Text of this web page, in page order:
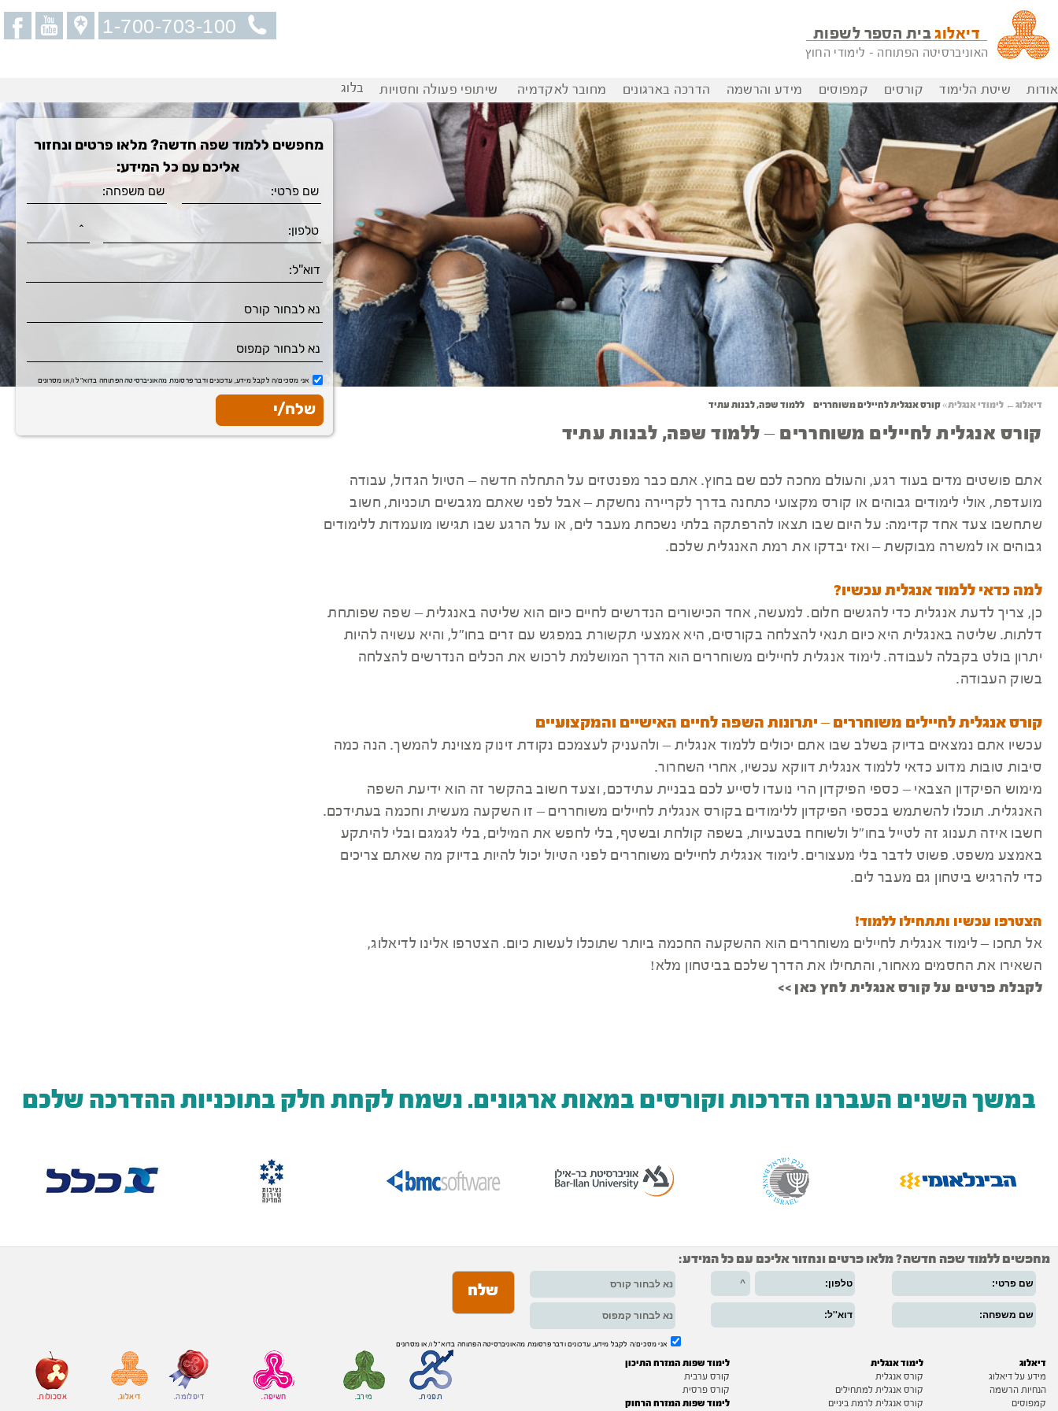
דיאלוגבית הספר לשפות
האוניברסיטה הפתוחה - לימודי החוץ
1-700-703-100
אודות שיטת הלימוד קורסים קמפוסים מידע והרשמה הדרכה בארגונים מחובר לאקדמיה שיתופי פעולה וחסויות בלוג
מחפשים ללמוד שפה חדשה? מלאו פרטים ונחזור
אליכם עם כל המידע:
אני מסכים/ה לקבל מידע, עדכונים ודבר פרסומת מהאוניברסיטה הפתוחה בדוא"ל ו/או מסרונים
דיאלוג← לימודי אנגלית» קורס אנגלית לחיילים משוחררים – ללמוד שפה, לבנות עתיד
קורס אנגלית לחיילים משוחררים – ללמוד שפה, לבנות עתיד
אתם פושטים מדים בעוד רגע, והעולם מחכה לכם שם בחוץ. אתם כבר מפנטזים על התחלה חדשה – הטיול הגדול, עבודה
מועדפת, אולי לימודים גבוהים או קורס מקצועי כתחנה בדרך לקריירה נחשקת – אבל לפני שאתם מגבשים תוכניות, חשוב
שתחשבו צעד אחד קדימה: על היום שבו תצאו להרפתקה בלתי נשכחת מעבר לים, או על הרגע שבו תגישו מועמדות ללימודים
גבוהים או למשרה מבוקשת – ואז יבדקו את רמת האנגלית שלכם.
למה כדאי ללמוד אנגלית עכשיו?
כן, צריך לדעת אנגלית כדי להגשים חלום. למעשה, אחד הכישורים הנדרשים לחיים כיום הוא שליטה באנגלית – שפה שפותחת
דלתות. שליטה באנגלית היא כיום תנאי להצלחה בקורסים, היא אמצעי תקשורת במפגש עם זרים בחו"ל, והיא עשויה להיות
יתרון בולט בקבלה לעבודה. לימוד אנגלית לחיילים משוחררים הוא הדרך המושלמת לרכוש את הכלים הנדרשים להצלחה
בשוק העבודה.
קורס אנגלית לחיילים משוחררים – יתרונות השפה לחיים האישיים והמקצועיים
עכשיו אתם נמצאים בדיוק בשלב שבו אתם יכולים ללמוד אנגלית – ולהעניק לעצמכם נקודת זינוק מצוינת להמשך. הנה כמה
סיבות טובות מדוע כדאי ללמוד אנגלית דווקא עכשיו, אחרי השחרור.
מימוש הפיקדון הצבאי – כספי הפיקדון הרי נועדו לסייע לכם בבניית עתידכם, וצעד חשוב בהקשר זה הוא ידיעת השפה
האנגלית. תוכלו להשתמש בכספי הפיקדון ללימודים בקורס אנגלית לחיילים משוחררים – זו השקעה מעשית וחכמה בעתידכם.
חשבו איזה תענוג זה לטייל בחו"ל ולשוחח בטבעיות, בשפה קולחת ובשטף, בלי לחפש את המילים, בלי לגמגם ובלי להיתקע
באמצע משפט. פשוט לדבר בלי מעצורים. לימוד אנגלית לחיילים משוחררים לפני הטיול יכול להיות בדיוק מה שאתם צריכים
כדי להרגיש ביטחון גם מעבר לים.
הצטרפו עכשיו ותתחילו ללמוד!
אל תחכו – לימוד אנגלית לחיילים משוחררים הוא ההשקעה החכמה ביותר שתוכלו לעשות כיום. הצטרפו אלינו לדיאלוג,
השאירו את החסמים מאחור, והתחילו את הדרך שלכם בביטחון מלא!
לקבלת פרטים על קורס אנגלית לחץ כאן >>
במשך השנים העברנו הדרכות וקורסים במאות ארגונים. נשמח לקחת חלק בתוכניות ההדרכה שלכם
מחפשים ללמוד שפה חדשה? מלאו פרטים ונחזור אליכם עם כל המידע:
אני מסכים/ה לקבל מידע, עדכונים ודבר פרסומת מהאוניברסיטה הפתוחה בדוא"ל ו/או מסרונים
דיאלוג
מידע על דיאלוג
הנחיות הרשמה
קמפוסים
לימוד אנגלית
קורס אנגלית
קורס אנגלית למתחילים
קורס אנגלית לרמת ביניים
לימוד שפות המזרח התיכון
קורס ערבית
קורס פרסית
לימוד שפות המזרח הרחוק
אסכולות. דיאלוג. דיפלומה. חשיפה. מירב. תפנית.